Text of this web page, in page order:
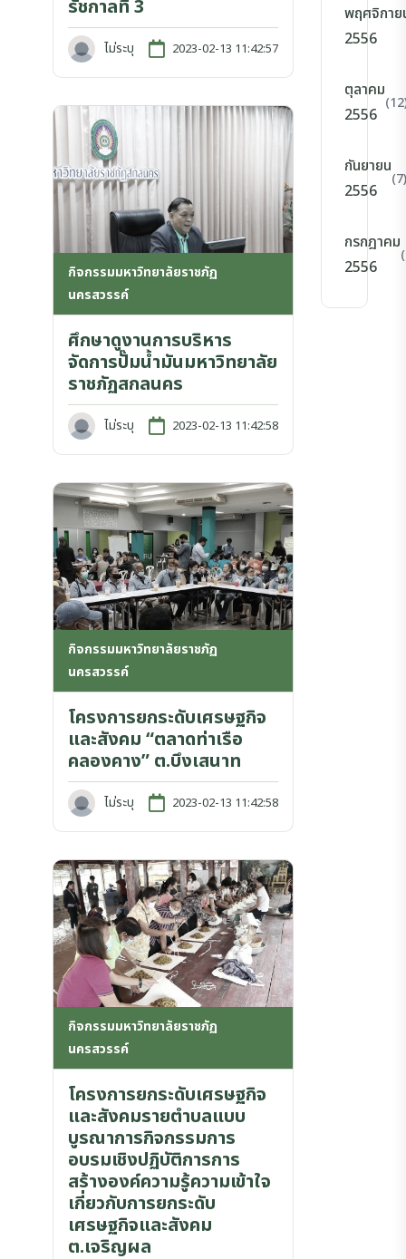
รัชกาลที่ 3
ไม่ระบุ 2023-02-13 11:42:57
กิจกรรมมหาวิทยาลัยราชภัฏ
นครสวรรค์
ศึกษาดูงานการบริหาร
จัดการปั๊มน้ำมันมหาวิทยาลัย
ราชภัฏสกลนคร
ไม่ระบุ 2023-02-13 11:42:58
กิจกรรมมหาวิทยาลัยราชภัฏ
นครสวรรค์
โครงการยกระดับเศรษฐกิจ
และสังคม “ตลาดท่าเรือ
คลองคาง” ต.บึงเสนาท
ไม่ระบุ 2023-02-13 11:42:58
กิจกรรมมหาวิทยาลัยราชภัฏ
นครสวรรค์
โครงการยกระดับเศรษฐกิจ
และสังคมรายตำบลแบบ
บูรณาการกิจกรรมการ
อบรมเชิงปฏิบัติการการ
สร้างองค์ความรู้ความเข้าใจ
เกี่ยวกับการยกระดับ
เศรษฐกิจและสังคม
ต.เจริญผล
พฤศจิกาย
2556
ตุลาคม
2556
กันยายน
2556
(7)
กรกฎาคม
2556